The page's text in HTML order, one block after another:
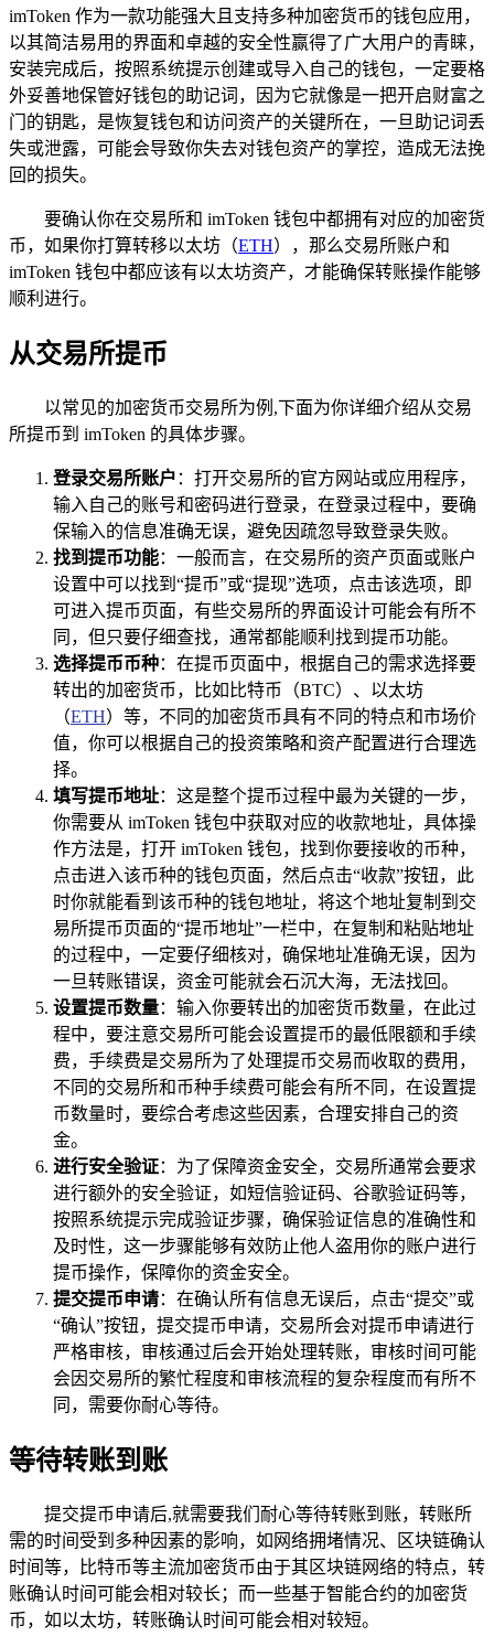
imToken 作为一款功能强大且支持多种加密货币的钱包应用，
以其简洁易用的界面和卓越的安全性赢得了广大用户的青睐，
安装完成后，按照系统提示创建或导入自己的钱包，一定要格
外妥善地保管好钱包的助记词，因为它就像是一把开启财富之
门的钥匙，是恢复钱包和访问资产的关键所在，一旦助记词丢
失或泄露，可能会导致你失去对钱包资产的掌控，造成无法挽
回的损失。
要确认你在交易所和 imToken 钱包中都拥有对应的加密货
币，如果你打算转移以太坊（ETH），那么交易所账户和
imToken 钱包中都应该有以太坊资产，才能确保转账操作能够
顺利进行。
从交易所提币
以常见的加密货币交易所为例,下面为你详细介绍从交易
所提币到 imToken 的具体步骤。
登录交易所账户 ：打开交易所的官方网站或应用程序，
输入自己的账号和密码进行登录，在登录过程中，要确
保输入的信息准确无误，避免因疏忽导致登录失败。
找到提币功能：一般而言，在交易所的资产页面或账户
设置中可以找到“提币”或“提现”选项，点击该选项，即
可进入提币页面，有些交易所的界面设计可能会有所不
同，但只要仔细查找，通常都能顺利找到提币功能。
选择提币币种：在提币页面中，根据自己的需求选择要
转出的加密货币，比如比特币（BTC）、以太坊
（ETH）等，不同的加密货币具有不同的特点和市场价
值，你可以根据自己的投资策略和资产配置进行合理选
择。
填写提币地址：这是整个提币过程中最为关键的一步，
你需要从 imToken 钱包中获取对应的收款地址，具体操
作方法是，打开 imToken 钱包，找到你要接收的币种，
点击进入该币种的钱包页面，然后点击“收款”按钮，此
时你就能看到该币种的钱包地址，将这个地址复制到交
易所提币页面的“提币地址”一栏中，在复制和粘贴地址
的过程中，一定要仔细核对，确保地址准确无误，因为
一旦转账错误，资金可能就会石沉大海，无法找回。
设置提币数量：输入你要转出的加密货币数量，在此过
程中，要注意交易所可能会设置提币的最低限额和手续
费，手续费是交易所为了处理提币交易而收取的费用，
不同的交易所和币种手续费可能会有所不同，在设置提
币数量时，要综合考虑这些因素，合理安排自己的资
金。
进行安全验证：为了保障资金安全，交易所通常会要求
进行额外的安全验证，如短信验证码、谷歌验证码等，
按照系统提示完成验证步骤，确保验证信息的准确性和
及时性，这一步骤能够有效防止他人盗用你的账户进行
提币操作，保障你的资金安全。
提交提币申请：在确认所有信息无误后，点击“提交”或
“确认”按钮，提交提币申请，交易所会对提币申请进行
严格审核，审核通过后会开始处理转账，审核时间可能
会因交易所的繁忙程度和审核流程的复杂程度而有所不
同，需要你耐心等待。
等待转账到账
提交提币申请后,就需要我们耐心等待转账到账，转账所
需的时间受到多种因素的影响，如网络拥堵情况、区块链确认
时间等，比特币等主流加密货币由于其区块链网络的特点，转
账确认时间可能会相对较长；而一些基于智能合约的加密货
币，如以太坊，转账确认时间可能会相对较短。